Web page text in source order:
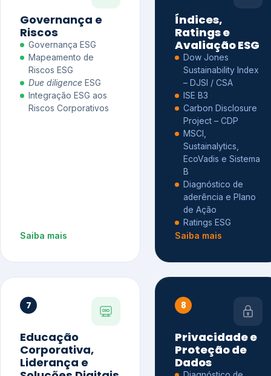
Governança e
Riscos
Governança ESG
Mapeamento de
Riscos ESG
Due diligence ESG
Integração ESG aos
Riscos Corporativos
Saiba mais
Índices,
Ratings e
Avaliação ESG
Dow Jones
Sustainability Index
– DJSI / CSA
ISE B3
Carbon Disclosure
Project – CDP
MSCI,
Sustainalytics,
EcoVadis e Sistema
B
Diagnóstico de
aderência e Plano
de Ação
Ratings ESG
Saiba mais
7
Educação
Corporativa,
Liderança e
8
Privacidade e
Proteção de
Dados